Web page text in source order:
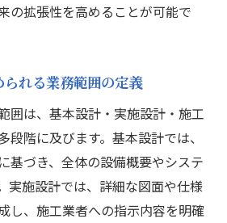
の拡張性を高めることが可能で
れる業務範囲の定義
囲は、基本設計・実施設計・施工
段階に及びます。基本設計では、
基づき、全体の設備概要やシステ
実施設計では、詳細な図面や仕様
し、施工業者への指示内容を明確